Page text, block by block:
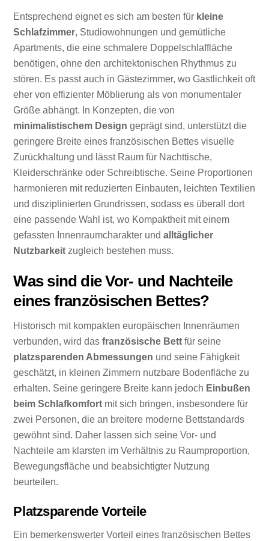
Entsprechend eignet es sich am besten für kleine
Schlafzimmer, Studiowohnungen und gemütliche
Apartments, die eine schmalere Doppelschlaffläche
benötigen, ohne den architektonischen Rhythmus zu
stören. Es passt auch in Gästezimmer, wo Gastlichkeit oft
eher von effizienter Möblierung als von monumentaler
Größe abhängt. In Konzepten, die von
minimalistischem Design geprägt sind, unterstützt die
geringere Breite eines französischen Bettes visuelle
Zurückhaltung und lässt Raum für Nachttische,
Kleiderschränke oder Schreibtische. Seine Proportionen
harmonieren mit reduzierten Einbauten, leichten Textilien
und disziplinierten Grundrissen, sodass es überall dort
eine passende Wahl ist, wo Kompaktheit mit einem
gefassten Innenraumcharakter undalltäglicher
Nutzbarkeit zugleich bestehen muss.
Was sind die Vor- und Nachteile
eines französischen Bettes?
Historisch mit kompakten europäischen Innenräumen
verbunden, wird dasfranzösische Bett für seine
platzsparenden Abmessungen und seine Fähigkeit
geschätzt, in kleinen Zimmern nutzbare Bodenfläche zu
erhalten. Seine geringere Breite kann jedoch Einbußen
beim Schlafkomfort mit sich bringen, insbesondere für
zwei Personen, die an breitere moderne Bettstandards
gewöhnt sind. Daher lassen sich seine Vor- und
Nachteile am klarsten im Verhältnis zu Raumproportion,
Bewegungsfläche und beabsichtigter Nutzung
beurteilen.
Platzsparende Vorteile
Ein bemerkenswerter Vorteil eines französischen Bettes